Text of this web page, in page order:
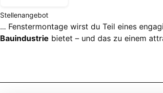
Stellenangebot
... Fenstermontage wirst du Teil eines
Bauindustrie bietet – und das zu einem